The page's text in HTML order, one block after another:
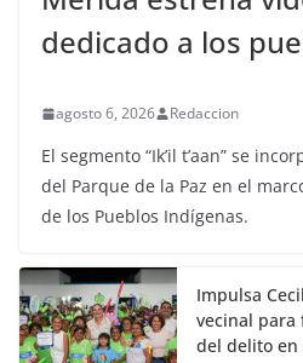
dedicado a los
agosto 6, 2026 Redaccion
El segmento “Ik’il t’aan” se
del Parque de la Paz en el
de los Pueblos Indígenas.
Impulsa
vecinal para
del delito en